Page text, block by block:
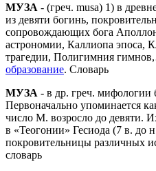
МУЗА - (греч. musa) 1) в
из девяти богинь,
сопровождающих бога
астрономии, Каллиопа эпоса,
трагедии, Полигимния
образование. Словарь
МУЗА - в др. греч. мифологии
Первоначально упоминается
число М. возросло до девяти.
в «Теогонии» Гесиода (7 в. до
покровительницы различных
словарь